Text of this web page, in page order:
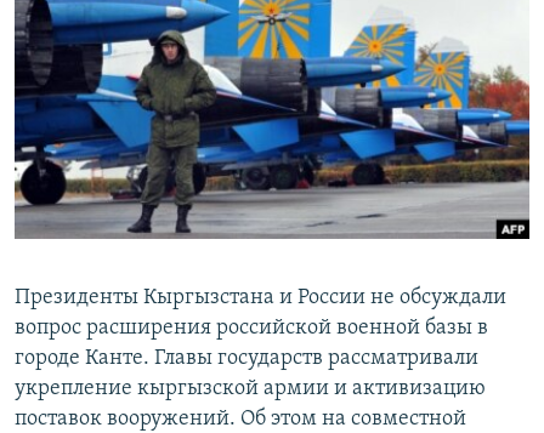
ТОҶИКӢ
TÜRKMENÇE
Все сайты РСЕ/РС
Президенты Кыргызстана и России не обсуждали
вопрос расширения российской военной базы в
городе Канте. Главы государств рассматривали
укрепление кыргызской армии и активизацию
поставок вооружений. Об этом на совместной